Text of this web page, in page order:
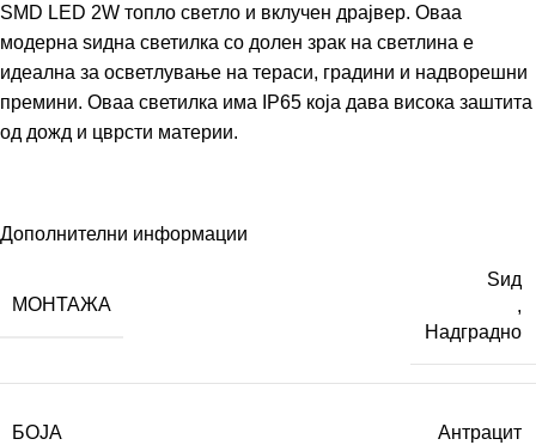
SMD LED 2W топло светло и вклучен драјвер. Оваа
модерна ѕидна светилка со долен зрак на светлина е
идеална за осветлување на тераси, градини и надворешни
премини. Оваа светилка има IP65 која дава висока заштита
од дожд и цврсти материи.
Дополнителни информации
МОНТАЖА
Ѕид
,
Надградно
БОЈА Антрацит